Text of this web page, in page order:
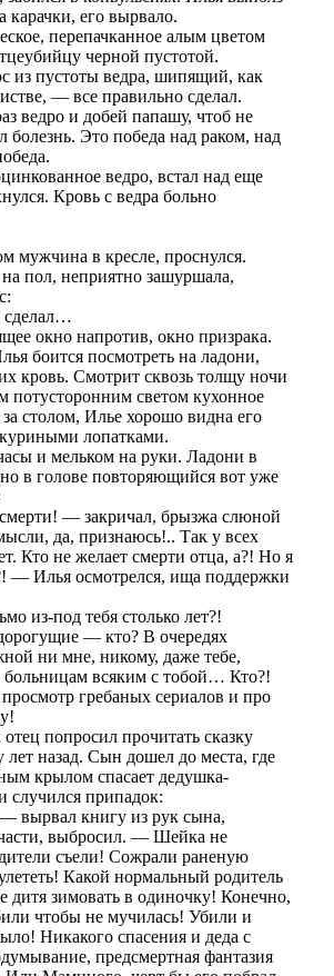
карачки, его вырвало.
перепачканное алым цветом
черной пустотой.
пустоты ведра, шипящий, как
— все правильно сделал.
ведро и добей папашу, чтоб не
болезнь. Это победа над раком, над
ведро, встал над еще
Кровь с ведра больно
мужчина в кресле, проснулся.
пол, неприятно зашуршала,
окно напротив, окно призрака.
боится посмотреть на ладони,
кровь. Смотрит сквозь толщу ночи
потусторонним светом кухонное
столом, Илье хорошо видна его
лопатками.
и мельком на руки. Ладони в
в голове повторяющийся вот уже
— закричал, брызжа слюной
да, признаюсь!.. Так у всех
Кто не желает смерти отца, а?! Но я
— Илья осмотрелся, ища поддержки
из-под тебя столько лет?!
— кто? В очередях
ни мне, никому, даже тебе,
больницам всяким с тобой… Кто?!
гребаных сериалов и про
попросил прочитать сказку
назад. Сын дошел до места, где
крылом спасает дедушка-
случился припадок:
книгу из рук сына,
части, выбросил. — Шейка не
съели! Сожрали раненую
Какой нормальный родитель
дитя зимовать в одиночку! Конечно,
чтобы не мучилась! Убили и
Никакого спасения и деда с
предсмертная фантазия